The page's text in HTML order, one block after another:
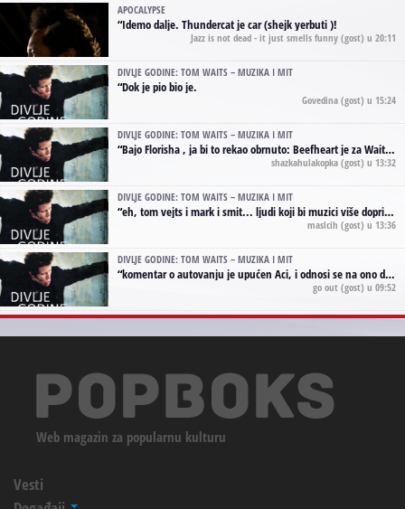
APOCALYPSE
“Idemo dalje. Thundercat je car (shejk yerbuti )!
Jazz is not dead - it just smells funny (gost) u 20:11
DIVLJE GODINE: TOM WAITS – MUZIKA I MIT
“Dok je pio bio je.
Govedina (gost) u 15:24
DIVLJE GODINE: TOM WAITS – MUZIKA I MIT
“Bajo Florisha , ja bi to rekao obrnuto: Beefheart je za Waitsa, isto sto i Hendrix za Lenny Kravitza
shazkahulakopka (gost) u 13:32
DIVLJE GODINE: TOM WAITS – MUZIKA I MIT
“eh, tom vejts i mark i smit... ljudi koji bi muzici više doprineli da su radili kao vozači tramvaja u gsp-u.
maslcih (gost) u 13:36
DIVLJE GODINE: TOM WAITS – MUZIKA I MIT
“komentar o autovanju je upućen Aci, i odnosi se na ono drugo autovanje...'senzualnost Waitsa' ;)
go out (gost) u 09:52
Web magazin za popularnu kulturu
Vesti